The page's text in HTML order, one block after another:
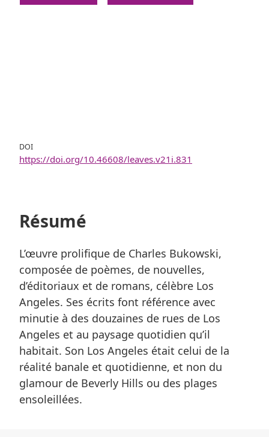
DOI
https://doi.org/10.46608/leaves.v21i.831
Résumé
L’œuvre prolifique de Charles Bukowski,
composée de poèmes, de nouvelles,
d’éditoriaux et de romans, célèbre Los
Angeles. Ses écrits font référence avec
minutie à des douzaines de rues de Los
Angeles et au paysage quotidien qu’il
habitait. Son Los Angeles était celui de la
réalité banale et quotidienne, et non du
glamour de Beverly Hills ou des plages
ensoleillées.